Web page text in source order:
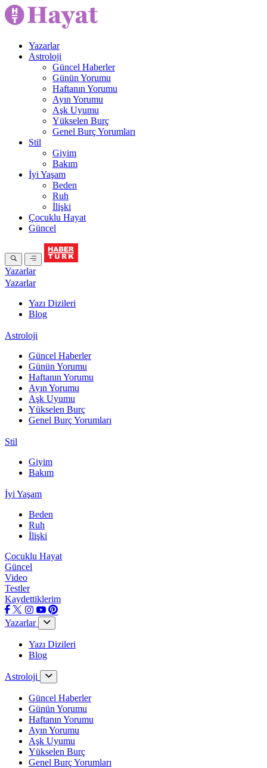
Yazarlar
Astroloji
Güncel Haberler
Günün Yorumu
Haftanın Yorumu
Ayın Yorumu
Aşk Uyumu
Yükselen Burç
Genel Burç Yorumları
Stil
Giyim
Bakım
İyi Yaşam
Beden
Ruh
İlişki
Çocuklu Hayat
Güncel
Yazarlar
Yazarlar
Yazı Dizileri
Blog
Astroloji
Güncel Haberler
Günün Yorumu
Haftanın Yorumu
Ayın Yorumu
Aşk Uyumu
Yükselen Burç
Genel Burç Yorumları
Stil
Giyim
Bakım
İyi Yaşam
Beden
Ruh
İlişki
Çocuklu Hayat
Güncel
Video
Testler
Kaydettiklerim
Yazarlar
Yazı Dizileri
Blog
Astroloji
Güncel Haberler
Günün Yorumu
Haftanın Yorumu
Ayın Yorumu
Aşk Uyumu
Yükselen Burç
Genel Burç Yorumları